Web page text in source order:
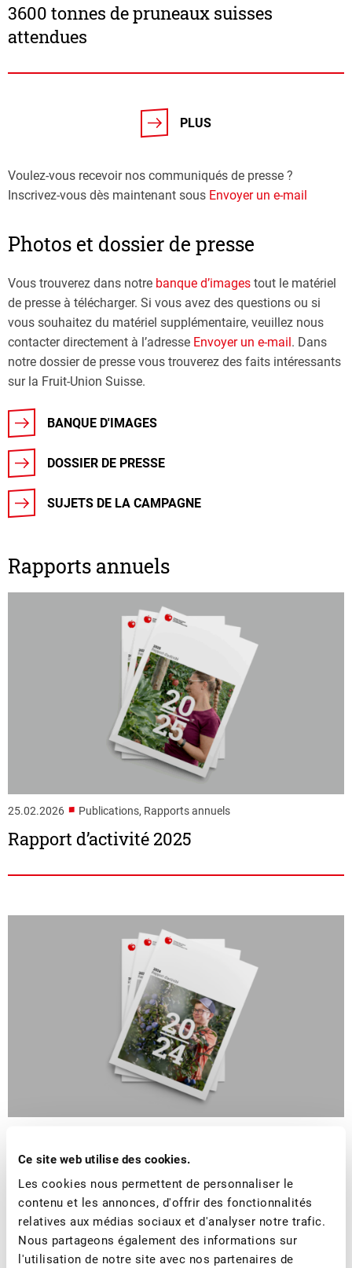
Ce site web utilise des cookies.
Les cookies nous permettent de personnaliser le
contenu et les annonces, d'offrir des fonctionnalités
relatives aux médias sociaux et d'analyser notre trafic.
Nous partageons également des informations sur
l'utilisation de notre site avec nos partenaires de
3600 tonnes de pruneaux suisses
attendues
PLUS
Voulez-vous recevoir nos communiqués de presse ?
Inscrivez-vous dès maintenant sous Envoyer un e-mail
Photos et dossier de presse
Vous trouverez dans notre banque d’images tout le matériel
de presse à télécharger. Si vous avez des questions ou si
vous souhaitez du matériel supplémentaire, veuillez nous
contacter directement à l’adresse Envoyer un e-mail . Dans
notre dossier de presse vous trouverez des faits intéressants
sur la Fruit-Union Suisse.
BANQUE D'IMAGES
DOSSIER DE PRESSE
SUJETS DE LA CAMPAGNE
Rapports annuels
25.02.2026 ■ Publications, Rapports annuels
Rapport d’activité 2025
Rapport d’activité 2024
PLUS